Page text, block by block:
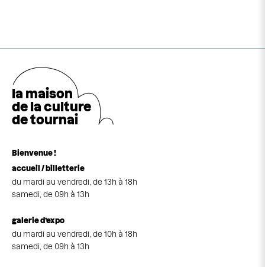
la maison
de la culture
de tournai
Bienvenue !
accueil / billetterie
du mardi au vendredi, de 13h à 18h
samedi, de 09h à 13h
galerie d’expo
du mardi au vendredi, de 10h à 18h
samedi, de 09h à 13h